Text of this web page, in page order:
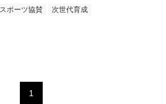
スポーツ協賛 次世代育成
1